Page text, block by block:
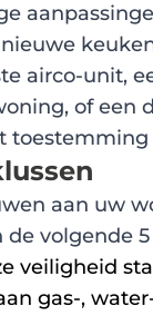
airco-unit,
of een
toestemming
aan uw
volgende 5
veiligheid
gas-,